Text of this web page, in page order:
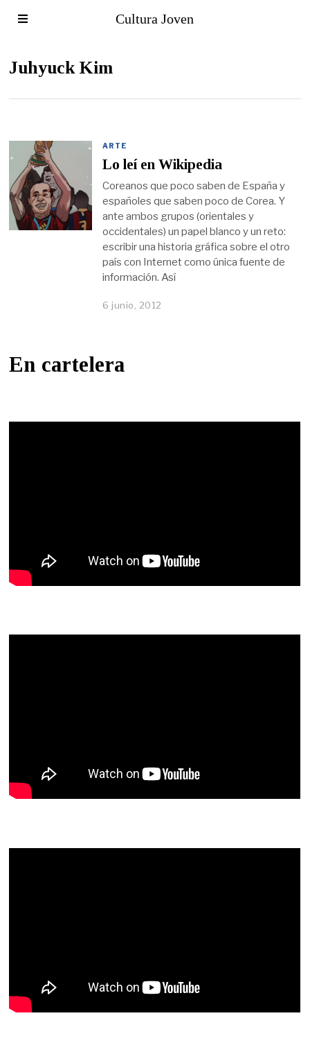
Cultura Joven
Juhyuck Kim
ARTE
Lo leí en Wikipedia
Coreanos que poco saben de España y
españoles que saben poco de Corea. Y
ante ambos grupos (orientales y
occidentales) un papel blanco y un reto:
escribir una historia gráfica sobre el otro
país con Internet como única fuente de
información. Así
6 junio, 2012
En cartelera